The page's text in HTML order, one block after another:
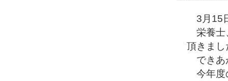
3月15
栄養士
頂きま
できあ
今年度